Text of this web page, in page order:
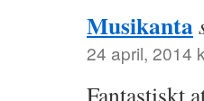
Musikanta
24 april, 2014
Fantastiskt